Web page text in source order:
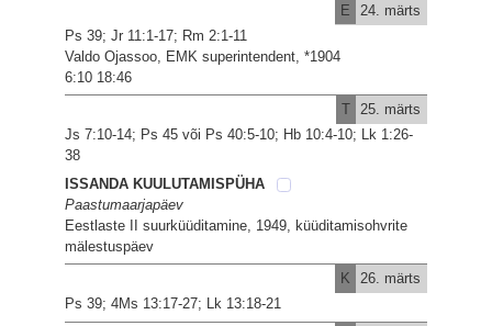
E
24. märts
Ps 39; Jr 11:1-17; Rm 2:1-11
Valdo Ojassoo, EMK superintendent, *1904
6:10 18:46
T 25. märts
Js 7:10-14; Ps 45 või Ps 40:5-10; Hb 10:4-10; Lk 1:26-
38
ISSANDA KUULUTAMISPÜHA
Paastumaarjapäev
Eestlaste II suurküüditamine, 1949, küüditamisohvrite
mälestuspäev
K
26. märts
Ps 39; 4Ms 13:17-27; Lk 13:18-21